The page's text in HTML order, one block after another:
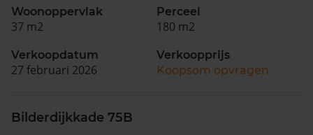
Woonoppervlak
37 m2
Perceel
180 m2
Verkoopdatum
27 februari 2026
Verkoopprijs
Koopsom opvragen
Bilderdijkkade 75B